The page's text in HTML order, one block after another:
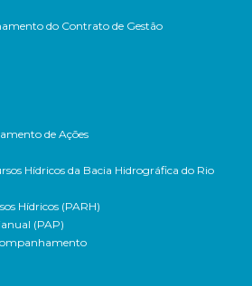
do Contrato de Gestão
de Ações
Hídricos da Bacia Hidrográfica do Rio
Hídricos (PARH)
(PAP)